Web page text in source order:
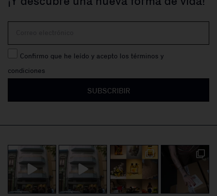
Confirmo que he leído y acepto los términos y
condiciones
SUBSCRIBIR